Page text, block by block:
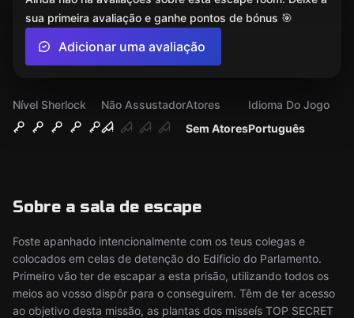
Nível Sherlock
Não Assustador
Sem Atores
Atores
Português
Idioma Do Jogo
Sobre a sala de escape
Foste apanhado intencionalmente com os teus colegas e
colocados em celas de detenção do Edificio do Parlamento.
Primeiro vão ter de escapar a esta prisão, utilizando todos os
meios ao vosso dispôr para o conseguirem. Têm de ter acesso
ao objetivo desta missão, as plantas dos misseís TOP SECRET
sua primeira avaliação e ganhe pontos de bónus 🎯
Adicionar uma avaliação